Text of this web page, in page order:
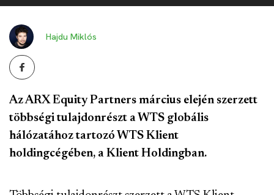
Hajdu Miklós
Az ARX Equity Partners március elején szerzett
többségi tulajdonrészt a WTS globális
hálózatához tartozó WTS Klient
holdingcégében, a Klient Holdingban.